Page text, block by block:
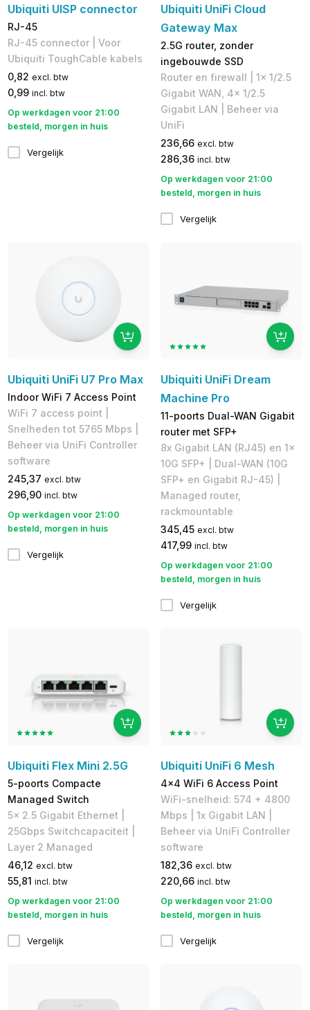
Ubiquiti UISP connector
RJ-45
RJ-45 connector | Voor ​
Ubiquiti ToughCable kabels
0,82 excl. btw
0,99 incl. btw
Op werkdagen voor 21:00
besteld, morgen in huis
Vergelijk
Ubiquiti UniFi Cloud
Gateway Max
2.5G router, zonder
ingebouwde SSD
Router en firewall | 1x 1/2.5
Gigabit WAN, 4x 1/2.5
Gigabit LAN | Beheer via
UniFi
236,66 excl. btw
286,36 incl. btw
Op werkdagen voor 21:00
besteld, morgen in huis
Vergelijk
Ubiquiti UniFi U7 Pro Max
Indoor WiFi 7 Access Point
WiFi 7 access point |
Snelheden tot 5765 Mbps |
Beheer via UniFi Controller
software
245,37 excl. btw
296,90 incl. btw
Op werkdagen voor 21:00
besteld, morgen in huis
Vergelijk
Ubiquiti UniFi Dream
Machine Pro
11-poorts Dual-WAN Gigabit
router met SFP+
8x Gigabit LAN (RJ45) en 1x
10G SFP+ | Dual-WAN (10G
SFP+ en Gigabit RJ-45) | ​
Managed router,
rackmountable
345,45 excl. btw
417,99 incl. btw
Op werkdagen voor 21:00
besteld, morgen in huis
Vergelijk
Ubiquiti Flex Mini 2.5G
5-poorts Compacte
Managed Switch
5x 2.5 Gigabit Ethernet |
25Gbps Switchcapaciteit |
Layer 2 Managed
46,12 excl. btw
55,81 incl. btw
Op werkdagen voor 21:00
besteld, morgen in huis
Vergelijk
Ubiquiti UniFi 6 Mesh
4x4 WiFi 6 Access Point
WiFi-snelheid: 574 + 4800
Mbps | 1x Gigabit LAN |
Beheer via UniFi Controller
software
182,36 excl. btw
220,66 incl. btw
Op werkdagen voor 21:00
besteld, morgen in huis
Vergelijk